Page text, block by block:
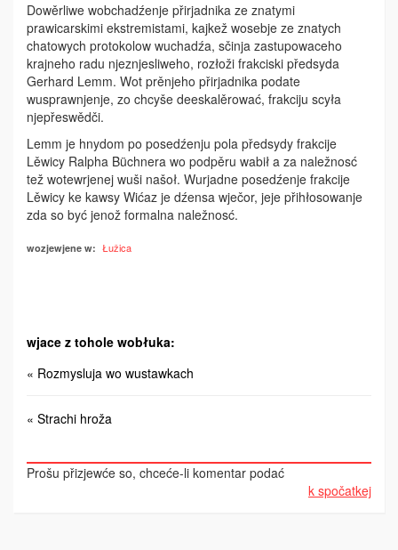
Dowěrliwe wobchadźenje přirjadnika ze znatymi
prawicarskimi ekstremistami, kajkež wosebje ze znatych
chatowych protokolow wuchadźa, sčinja zastupowaceho
krajneho radu njeznjesliweho, rozłoži frakciski předsyda
Gerhard Lemm. Wot prěnjeho přirjadnika podate
wusprawnjenje, zo chcyše deeskalěrować, frakciju scyła
njepřeswědči.
Lemm je hnydom po posedźenju pola předsydy frakcije
Lěwicy Ralpha Büchnera wo podpěru wabił a za naležnosć
tež wotewrjenej wuši našoł. Wurjadne posedźenje frakcije
Lěwicy ke kawsy Wićaz je dźensa wječor, jeje přihłosowanje
zda so być jenož formalna naležnosć.
wozjewjene w: Łužica
wjace z tohole wobłuka:
« Rozmysluja wo wustawkach
« Strachi hroža
Prošu přizjewće so, chceće-li komentar podać
k spočatkej